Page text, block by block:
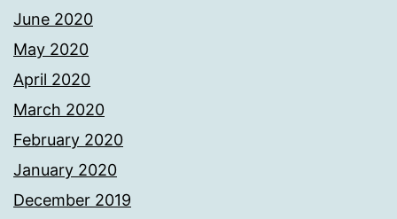
June 2020
May 2020
April 2020
March 2020
February 2020
January 2020
December 2019